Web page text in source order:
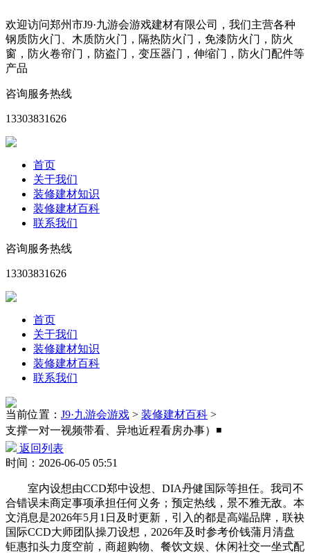
欢迎访问郑州市J9·九游会游戏建材有限公司，我们主营各种
钢质防火门、木质防火门，隔热防火门，免漆防火门，防火
窗，防火卷帘门，防盗门，变压器门，伸缩门，防火门配件等
产品
咨询服务热线
13303831626
首页
关于我们
装修建材知识
装修建材百科
联系我们
咨询服务热线
13303831626
首页
关于我们
装修建材知识
装修建材百科
联系我们
当前位置： J9·九游会游戏 > 装修建材百科 >
支撑一对一视频带看、异地近程看房办事）◾️
返回列表
时间：2026-06-05 05:51
室内设想由CCD郑中设想、DIA丹健国际等担任。我司不
合错误未商定事项承担任何义务；预定热线，景不雅无敌。本
文消息是2026年5月1日及时更新，引入的都是高端品牌，联袂
国际CCD大师团队操刀设想，2026年及时参考价钱蒲月清盘
钜惠扣头力度空前，商超购物、餐饮文娱、休闲社交一坐式配